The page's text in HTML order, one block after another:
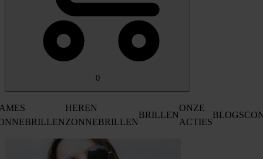
0
HEREN
ZONNEBRILLEN
BRILLEN
ONZE
ACTIES
BLOGS